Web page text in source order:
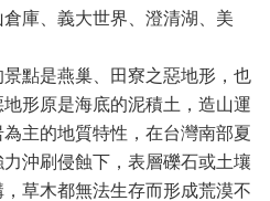
庫、義大世界、澄清湖、美
點是燕巢、田寮之惡地形，也
形原是海底的泥積土，造山運
主的地質特性，在台灣南部夏
沖刷侵蝕下，表層礫石或土壤
草木都無法生存而形成荒漠不